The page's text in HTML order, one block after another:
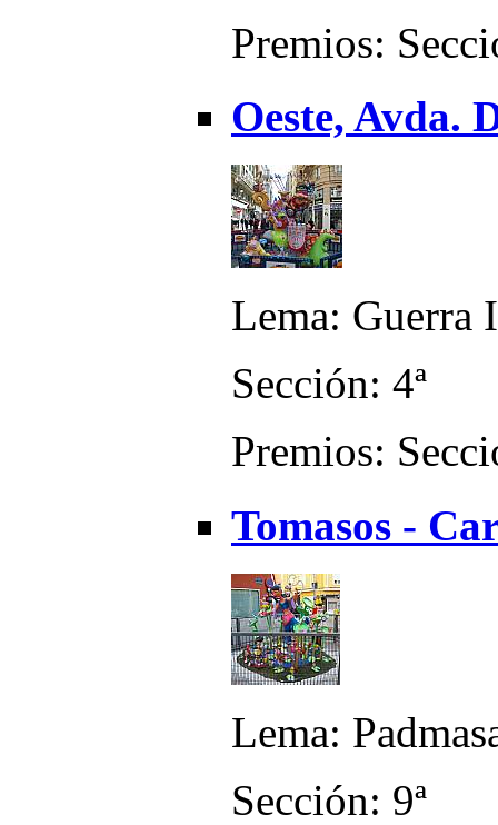
Premios:
Oeste, Avda.
Lema: Guerra
Sección: 4ª
Premios:
Tomasos -
Lema:
Sección: 9ª